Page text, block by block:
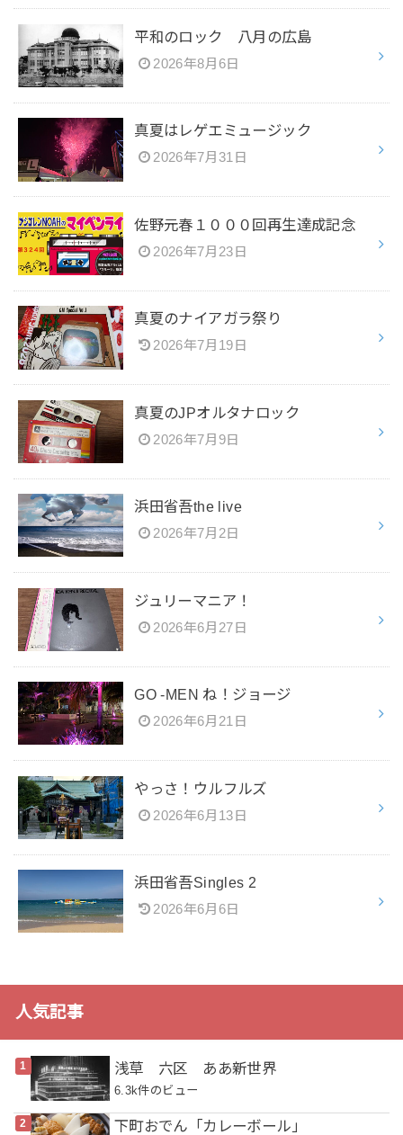
平和のロック 八月の広島
2026年8月6日
真夏はレゲエミュージック
2026年7月31日
佐野元春１０００回再生達成記念
2026年7月23日
真夏のナイアガラ祭り
2026年7月19日
真夏のJPオルタナロック
2026年7月9日
浜田省吾the live
2026年7月2日
ジュリーマニア！
2026年6月27日
GO -MEN ね！ジョージ
2026年6月21日
やっさ！ウルフルズ
2026年6月13日
浜田省吾Singles 2
2026年6月6日
人気記事
浅草 六区 ああ新世界
6.3k件のビュー
下町おでん「カレーボール」